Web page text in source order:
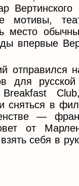
мотивы,
место
впервые
отправился
для
Breakfast
сняться в
—
от
себя в